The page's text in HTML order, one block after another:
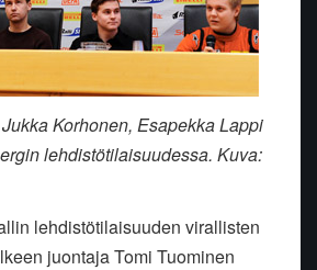
Korhonen, Esapekka Lappi
lehdistötilaisuudessa. Kuva:
lehdistötilaisuuden virallisten
juontaja Tomi Tuominen